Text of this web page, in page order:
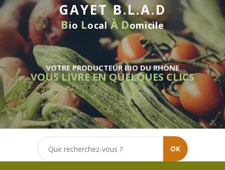
GAYET B.L.A.D
Bio LocalÀ Domicile
VOTRE PRODUCTEUR BIO DU RHÔNE
VOUS LIVRE EN QUELQUES CLICS
OK